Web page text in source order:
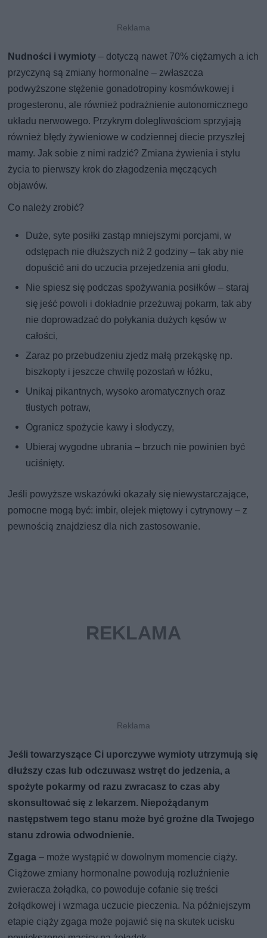
Nudności i wymioty – dotyczą nawet 70% ciężarnych a ich
przyczyną są zmiany hormonalne – zwłaszcza
podwyższone stężenie gonadotropiny kosmówkowej i
progesteronu, ale również podrażnienie autonomicznego
układu nerwowego. Przykrym dolegliwościom sprzyjają
również błędy żywieniowe w codziennej diecie przyszłej
mamy. Jak sobie z nimi radzić? Zmiana żywienia i stylu
życia to pierwszy krok do złagodzenia męczących
objawów.
Co należy zrobić?
Duże, syte posiłki zastąp mniejszymi porcjami, w
odstępach nie dłuższych niż 2 godziny – tak aby nie
dopuścić ani do uczucia przejedzenia ani głodu,
Nie spiesz się podczas spożywania posiłków – staraj
się jeść powoli i dokładnie przeżuwaj pokarm, tak aby
nie doprowadzać do połykania dużych kęsów w
całości,
Zaraz po przebudzeniu zjedz małą przekąskę np.
biszkopty i jeszcze chwilę pozostań w łóżku,
Unikaj pikantnych, wysoko aromatycznych oraz
tłustych potraw,
Ogranicz spożycie kawy i słodyczy,
Ubieraj wygodne ubrania – brzuch nie powinien być
uciśnięty.
Jeśli powyższe wskazówki okazały się niewystarczające,
pomocne mogą być: imbir, olejek miętowy i cytrynowy – z
pewnością znajdziesz dla nich zastosowanie.
Jeśli towarzyszące Ci uporczywe wymioty utrzymują się
dłuższy czas lub odczuwasz wstręt do jedzenia, a
spożyte pokarmy od razu zwracasz to czas aby
skonsultować się z lekarzem. Niepożądanym
następstwem tego stanu może być groźne dla Twojego
stanu zdrowia odwodnienie.
Zgaga – może wystąpić w dowolnym momencie ciąży.
Ciążowe zmiany hormonalne powodują rozluźnienie
zwieracza żołądka, co powoduje cofanie się treści
żołądkowej i wzmaga uczucie pieczenia. Na późniejszym
etapie ciąży zgaga może pojawić się na skutek ucisku